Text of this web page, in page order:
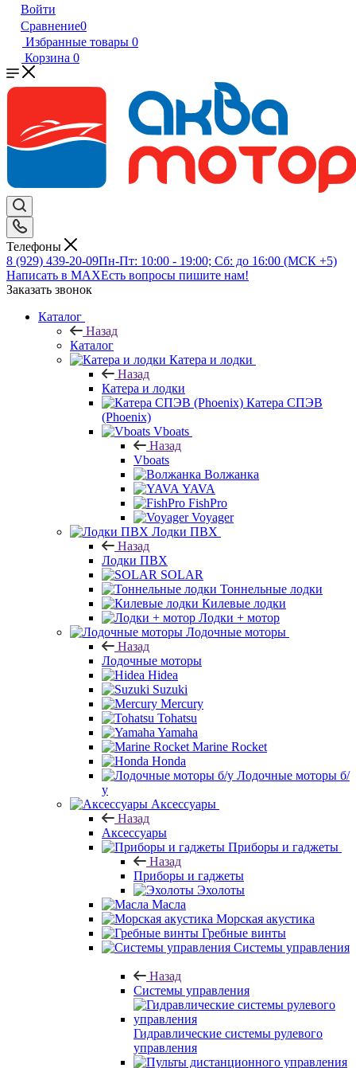
Войти
Сравнение0
Избранные товары 0
Корзина 0
Телефоны
8 (929) 439-20-09Пн-Пт: 10:00 - 19:00; Сб: до 16:00 (МСК +5)
Написать в MAXЕсть вопросы пишите нам!
Заказать звонок
Каталог
Назад
Каталог
Катера и лодки
Назад
Катера и лодки
Катера СПЭВ
(Phoenix)
Vboats
Назад
Vboats
Волжанка
YAVA
FishPro
Voyager
Лодки ПВХ
Назад
Лодки ПВХ
SOLAR
Тоннельные лодки
Килевые лодки
Лодки + мотор
Лодочные моторы
Назад
Лодочные моторы
Hidea
Suzuki
Mercury
Tohatsu
Yamaha
Marine Rocket
Honda
Лодочные моторы б/
у
Аксессуары
Назад
Аксессуары
Приборы и гаджеты
Назад
Приборы и гаджеты
Эхолоты
Масла
Морская акустика
Гребные винты
Системы управления
Назад
Системы управления
Гидравлические системы рулевого
управления